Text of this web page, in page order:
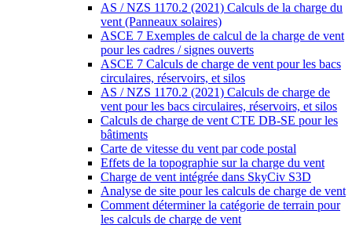
AS / NZS 1170.2 (2021) Calculs de la charge du
vent (Panneaux solaires)
ASCE 7 Exemples de calcul de la charge de vent
pour les cadres / signes ouverts
ASCE 7 Calculs de charge de vent pour les bacs
circulaires, réservoirs, et silos
AS / NZS 1170.2 (2021) Calculs de charge de
vent pour les bacs circulaires, réservoirs, et silos
Calculs de charge de vent CTE DB-SE pour les
bâtiments
Carte de vitesse du vent par code postal
Effets de la topographie sur la charge du vent
Charge de vent intégrée dans SkyCiv S3D
Analyse de site pour les calculs de charge de vent
Comment déterminer la catégorie de terrain pour
les calculs de charge de vent